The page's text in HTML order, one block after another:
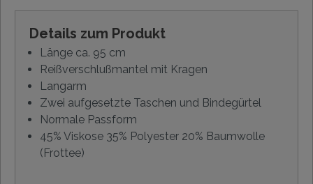
Details zum Produkt
Länge ca. 95 cm
Reißverschlußmantel mit Kragen
Langarm
Zwei aufgesetzte Taschen und Bindegürtel
Normale Passform
45% Viskose 35% Polyester 20% Baumwolle
(Frottee)